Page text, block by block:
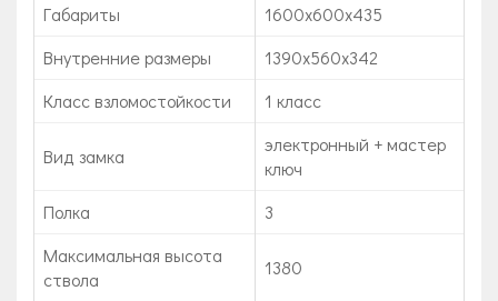
Габариты
1600x600x435
Внутренние размеры
1390х560х342
Класс взломостойкости
1 класс
Вид замка
электронный + мастер
ключ
Полка
3
Максимальная высота
ствола
1380